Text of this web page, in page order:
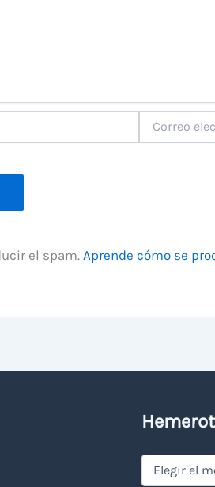
electrónico
el spam. Aprende cómo se
Hemeroteca